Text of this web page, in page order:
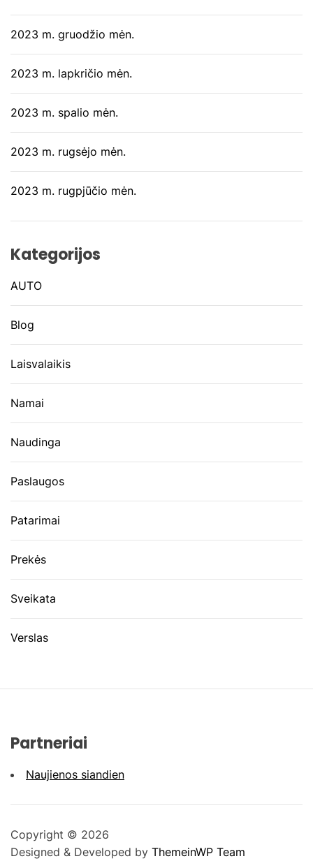
2023 m. gruodžio mėn.
2023 m. lapkričio mėn.
2023 m. spalio mėn.
2023 m. rugsėjo mėn.
2023 m. rugpjūčio mėn.
Kategorijos
AUTO
Blog
Laisvalaikis
Namai
Naudinga
Paslaugos
Patarimai
Prekės
Sveikata
Verslas
Partneriai
Naujienos siandien
Copyright © 2026
Designed & Developed by ThemeinWP Team